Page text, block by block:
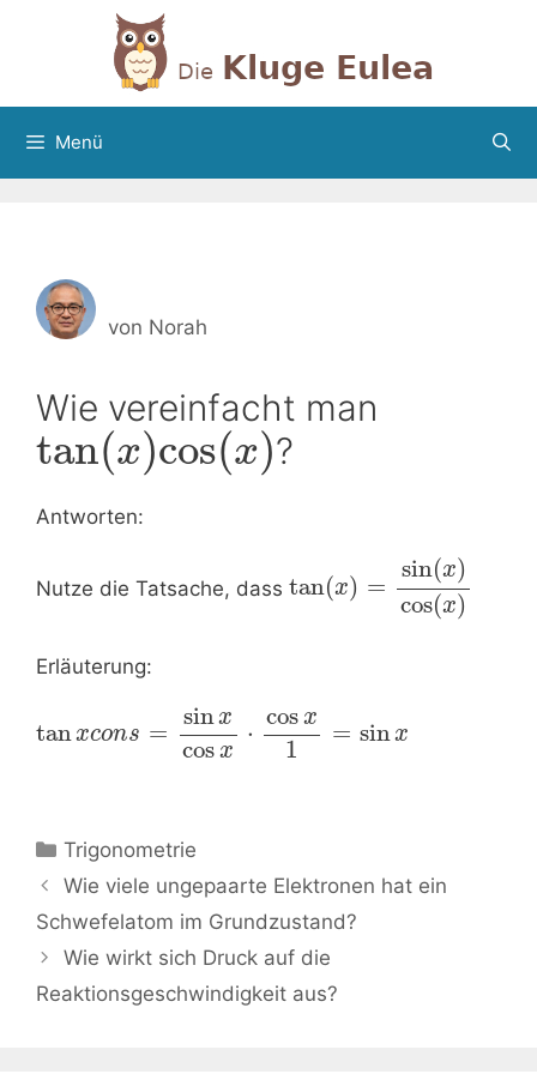
Menü
von Norah
Wie vereinfacht man
tan(x)cos(x)?
Antworten:
Nutze die Tatsache, dass tan(x) =
sin(x)
cos(x)
Erläuterung:
tanxcons =
sinx
cos x
⋅
cos x
1
= sinx
Kategorien
Trigonometrie
Beitrags-
Navigation
Wie viele ungepaarte Elektronen hat ein
Schwefelatom im Grundzustand?
Wie wirkt sich Druck auf die
Reaktionsgeschwindigkeit aus?